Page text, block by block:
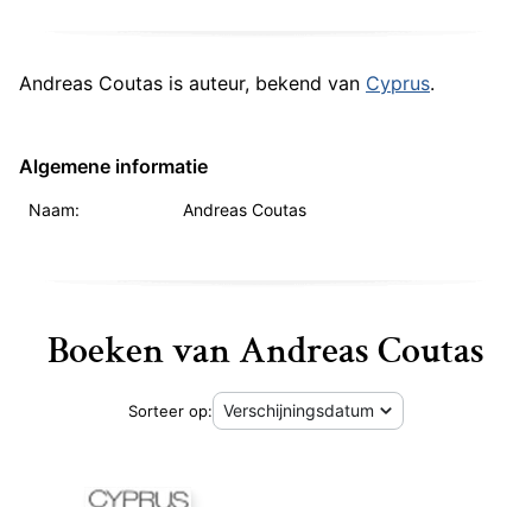
Andreas Coutas is auteur, bekend van Cyprus.
Algemene informatie
Naam: Andreas Coutas
Boeken van Andreas Coutas
Sorteer op: